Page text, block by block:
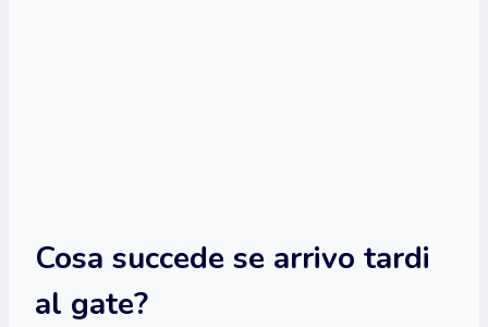
Cosa succede se arrivo tardi
al gate?